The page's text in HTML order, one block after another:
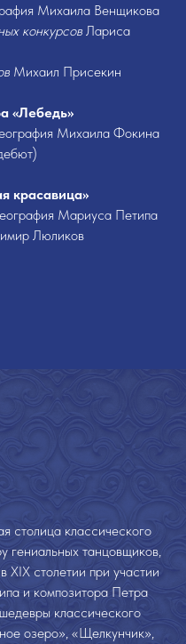
Михаила Венщикова
конкурсов Лариса
Михаил Присекин
«Лебедь»
Михаила Фокина
красавица»
Мариуса Петипа
Люликов
столица классического
гениальных танцовщиков,
XIX столетии при участии
и композитора Петра
классического
озеро», «Щелкунчик»,